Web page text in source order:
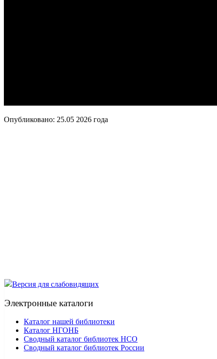
Опубликовано: 25.05 2026 года
Версия для слабовидящих
Электронные каталоги
Каталог нашей библиотеки
Каталог НГОНБ
Сводный каталог библиотек НСО
Сводный каталог библиотек России